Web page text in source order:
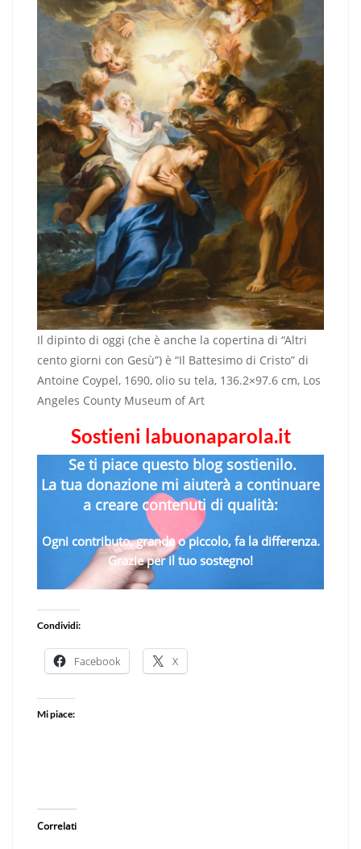
Il dipinto di oggi (che è anche la copertina di “Altri
cento giorni con Gesù”) è “Il Battesimo di Cristo” di
Antoine Coypel, 1690, olio su tela, 136.2×97.6 cm, Los
Angeles County Museum of Art
Sostieni labuonaparola.it
Se ti piace questo blog sostienilo.
La tua donazione mi aiuterà a continuare
a creare contenuti di qualità:
Ogni contributo, grande o piccolo, fa la differenza.
Grazie per il tuo sostegno!
Condividi:
Facebook X
Mi piace:
Correlati